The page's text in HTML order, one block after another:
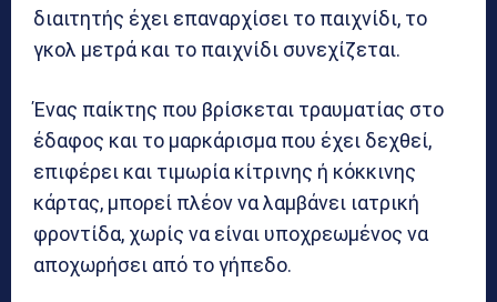
διαιτητής έχει επαναρχίσει το παιχνίδι, το
γκολ μετρά και το παιχνίδι συνεχίζεται.
Ένας παίκτης που βρίσκεται τραυματίας στο
έδαφος και το μαρκάρισμα που έχει δεχθεί,
επιφέρει και τιμωρία κίτρινης ή κόκκινης
κάρτας, μπορεί πλέον να λαμβάνει ιατρική
φροντίδα, χωρίς να είναι υποχρεωμένος να
αποχωρήσει από το γήπεδο.